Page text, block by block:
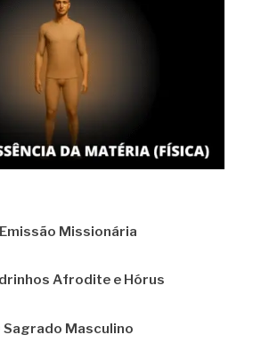
Missionária
Afrodite e Hórus
Sagrado Masculino